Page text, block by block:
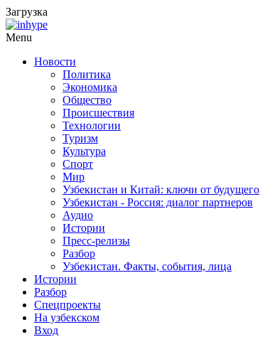
Загрузка
Menu
Новости
Политика
Экономика
Общество
Происшествия
Технологии
Туризм
Культура
Спорт
Мир
Узбекистан и Китай: ключи от будущего
Узбекистан - Россия: диалог партнеров
Аудио
Истории
Пресс-релизы
Разбор
Узбекистан. Факты, события, лица
Истории
Разбор
Спецпроекты
На узбекском
Вход